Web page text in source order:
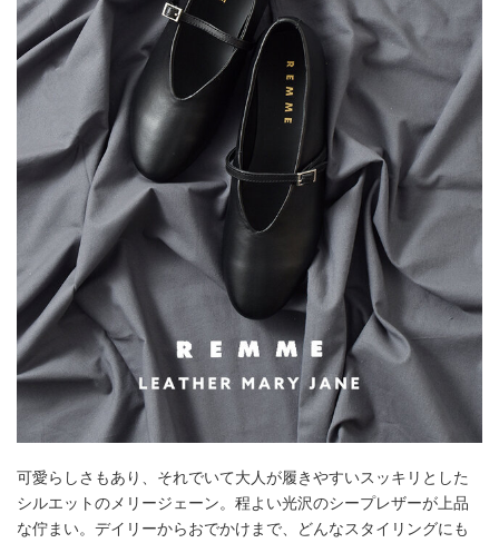
可愛らしさもあり、それでいて大人が履きやすいスッキリとした
シルエットのメリージェーン。程よい光沢のシープレザーが上品
な佇まい。デイリーからおでかけまで、どんなスタイリングにも